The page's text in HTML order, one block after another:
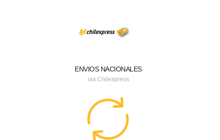
ENVIOS NACIONALES
via Chilexpress